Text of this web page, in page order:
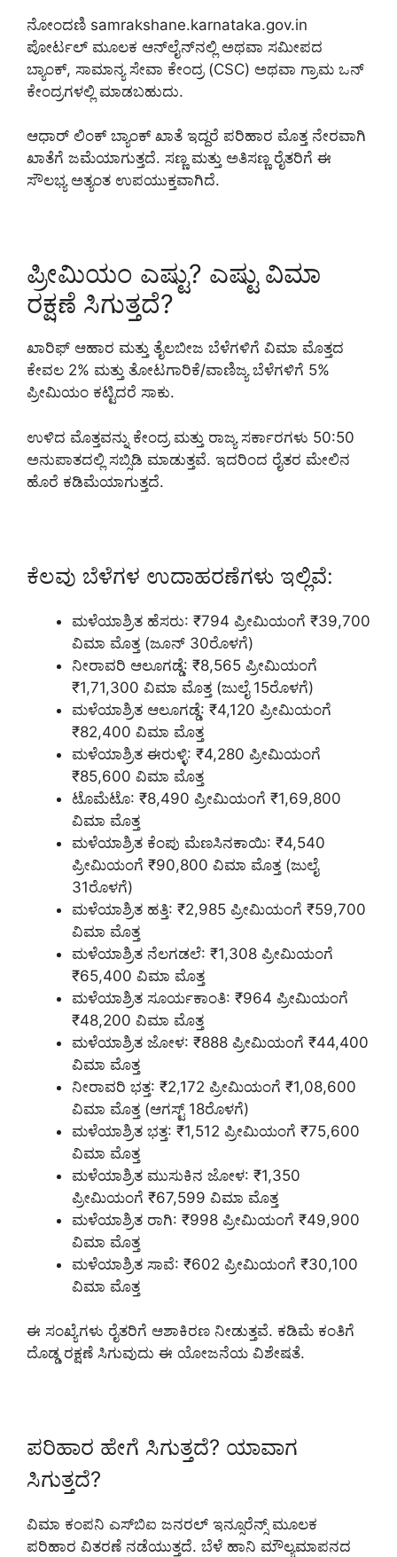
ನೋಂದಣಿ samrakshane.karnataka.gov.in
ಪೋರ್ಟಲ್ ಮೂಲಕ ಆನ್‌ಲೈನ್‌ನಲ್ಲಿ ಅಥವಾ ಸಮೀಪದ
ಬ್ಯಾಂಕ್, ಸಾಮಾನ್ಯ ಸೇವಾ ಕೇಂದ್ರ (CSC) ಅಥವಾ ಗ್ರಾಮ ಒನ್
ಕೇಂದ್ರಗಳಲ್ಲಿ ಮಾಡಬಹುದು.
ಆಧಾರ್ ಲಿಂಕ್ ಬ್ಯಾಂಕ್ ಖಾತೆ ಇದ್ದರೆ ಪರಿಹಾರ ಮೊತ್ತ ನೇರವಾಗಿ
ಖಾತೆಗೆ ಜಮೆಯಾಗುತ್ತದೆ. ಸಣ್ಣ ಮತ್ತು ಅತಿಸಣ್ಣ ರೈತರಿಗೆ ಈ
ಸೌಲಭ್ಯ ಅತ್ಯಂತ ಉಪಯುಕ್ತವಾಗಿದೆ.
ಪ್ರೀಮಿಯಂ ಎಷ್ಟು? ಎಷ್ಟು ವಿಮಾ
ರಕ್ಷಣೆ ಸಿಗುತ್ತದೆ?
ಖಾರಿಫ್ ಆಹಾರ ಮತ್ತು ತೈಲಬೀಜ ಬೆಳೆಗಳಿಗೆ ವಿಮಾ ಮೊತ್ತದ
ಕೇವಲ 2% ಮತ್ತು ತೋಟಗಾರಿಕೆ/ವಾಣಿಜ್ಯ ಬೆಳೆಗಳಿಗೆ 5%
ಪ್ರೀಮಿಯಂ ಕಟ್ಟಿದರೆ ಸಾಕು.
ಉಳಿದ ಮೊತ್ತವನ್ನು ಕೇಂದ್ರ ಮತ್ತು ರಾಜ್ಯ ಸರ್ಕಾರಗಳು 50:50
ಅನುಪಾತದಲ್ಲಿ ಸಬ್ಸಿಡಿ ಮಾಡುತ್ತವೆ. ಇದರಿಂದ ರೈತರ ಮೇಲಿನ
ಹೊರೆ ಕಡಿಮೆಯಾಗುತ್ತದೆ.
ಕೆಲವು ಬೆಳೆಗಳ ಉದಾಹರಣೆಗಳು ಇಲ್ಲಿವೆ:
ಮಳೆಯಾಶ್ರಿತ ಹೆಸರು: ₹794 ಪ್ರೀಮಿಯಂಗೆ ₹39,700
ವಿಮಾ ಮೊತ್ತ (ಜೂನ್ 30ರೊಳಗೆ)
ನೀರಾವರಿ ಆಲೂಗಡ್ಡೆ: ₹8,565 ಪ್ರೀಮಿಯಂಗೆ
₹1,71,300 ವಿಮಾ ಮೊತ್ತ (ಜುಲೈ 15ರೊಳಗೆ)
ಮಳೆಯಾಶ್ರಿತ ಆಲೂಗಡ್ಡೆ: ₹4,120 ಪ್ರೀಮಿಯಂಗೆ
₹82,400 ವಿಮಾ ಮೊತ್ತ
ಮಳೆಯಾಶ್ರಿತ ಈರುಳ್ಳಿ: ₹4,280 ಪ್ರೀಮಿಯಂಗೆ
₹85,600 ವಿಮಾ ಮೊತ್ತ
ಟೊಮೆಟೊ: ₹8,490 ಪ್ರೀಮಿಯಂಗೆ ₹1,69,800
ವಿಮಾ ಮೊತ್ತ
ಮಳೆಯಾಶ್ರಿತ ಕೆಂಪು ಮೆಣಸಿನಕಾಯಿ: ₹4,540
ಪ್ರೀಮಿಯಂಗೆ ₹90,800 ವಿಮಾ ಮೊತ್ತ (ಜುಲೈ
31ರೊಳಗೆ)
ಮಳೆಯಾಶ್ರಿತ ಹತ್ತಿ: ₹2,985 ಪ್ರೀಮಿಯಂಗೆ ₹59,700
ವಿಮಾ ಮೊತ್ತ
ಮಳೆಯಾಶ್ರಿತ ನೆಲಗಡಲೆ: ₹1,308 ಪ್ರೀಮಿಯಂಗೆ
₹65,400 ವಿಮಾ ಮೊತ್ತ
ಮಳೆಯಾಶ್ರಿತ ಸೂರ್ಯಕಾಂತಿ: ₹964 ಪ್ರೀಮಿಯಂಗೆ
₹48,200 ವಿಮಾ ಮೊತ್ತ
ಮಳೆಯಾಶ್ರಿತ ಜೋಳ: ₹888 ಪ್ರೀಮಿಯಂಗೆ ₹44,400
ವಿಮಾ ಮೊತ್ತ
ನೀರಾವರಿ ಭತ್ತ: ₹2,172 ಪ್ರೀಮಿಯಂಗೆ ₹1,08,600
ವಿಮಾ ಮೊತ್ತ (ಆಗಸ್ಟ್ 18ರೊಳಗೆ)
ಮಳೆಯಾಶ್ರಿತ ಭತ್ತ: ₹1,512 ಪ್ರೀಮಿಯಂಗೆ ₹75,600
ವಿಮಾ ಮೊತ್ತ
ಮಳೆಯಾಶ್ರಿತ ಮುಸುಕಿನ ಜೋಳ: ₹1,350
ಪ್ರೀಮಿಯಂಗೆ ₹67,599 ವಿಮಾ ಮೊತ್ತ
ಮಳೆಯಾಶ್ರಿತ ರಾಗಿ: ₹998 ಪ್ರೀಮಿಯಂಗೆ ₹49,900
ವಿಮಾ ಮೊತ್ತ
ಮಳೆಯಾಶ್ರಿತ ಸಾವೆ: ₹602 ಪ್ರೀಮಿಯಂಗೆ ₹30,100
ವಿಮಾ ಮೊತ್ತ
ಈ ಸಂಖ್ಯೆಗಳು ರೈತರಿಗೆ ಆಶಾಕಿರಣ ನೀಡುತ್ತವೆ. ಕಡಿಮೆ ಕಂತಿಗೆ
ದೊಡ್ಡ ರಕ್ಷಣೆ ಸಿಗುವುದು ಈ ಯೋಜನೆಯ ವಿಶೇಷತೆ.
ಪರಿಹಾರ ಹೇಗೆ ಸಿಗುತ್ತದೆ? ಯಾವಾಗ
ಸಿಗುತ್ತದೆ?
ವಿಮಾ ಕಂಪನಿ ಎಸ್‌ಬಿಐ ಜನರಲ್ ಇನ್ಸೂರೆನ್ಸ್ ಮೂಲಕ
ಪರಿಹಾರ ವಿತರಣೆ ನಡೆಯುತ್ತದೆ. ಬೆಳೆ ಹಾನಿ ಮೌಲ್ಯಮಾಪನದ